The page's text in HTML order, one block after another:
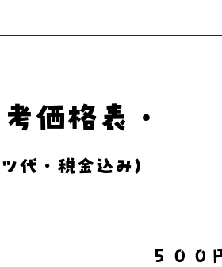
価格表・
代・税金込み）
０円～１